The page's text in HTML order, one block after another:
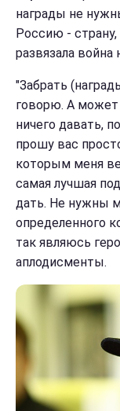
награды не
Россию -
развязала война
"Забрать
говорю. А
ничего давать,
прошу вас
которым меня
самая лучшая
дать. Не нужны
определенного
так являюсь
аплодисменты.